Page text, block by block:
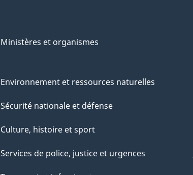
Ministères et organismes
Environnement et ressources naturelles
Sécurité nationale et défense
Culture, histoire et sport
Services de police, justice et urgences